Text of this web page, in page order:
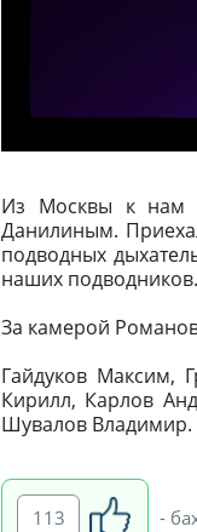
Из Москвы к нам
Данилиным.
подводных
наших подводников.
За камерой
Гайдуков Максим,
Кирилл, Карлов
Шувалов Владимир.
113 -